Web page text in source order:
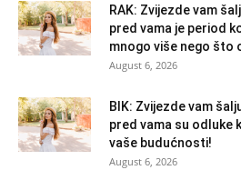
RAK: Zvijezde vam
pred vama je period
mnogo više nego što
August 6, 2026
BIK: Zvijezde vam
pred vama su odluke
vaše budućnosti!
August 6, 2026